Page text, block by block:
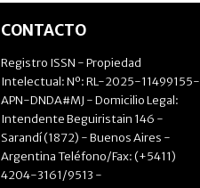
CONTACTO
Registro ISSN - Propiedad
Intelectual: Nº: RL-2025-11499155-
APN-DNDA#MJ - Domicilio Legal:
Intendente Beguiristain 146 -
Sarandí (1872) - Buenos Aires -
Argentina Teléfono/Fax: (+5411)
4204-3161/9513 -